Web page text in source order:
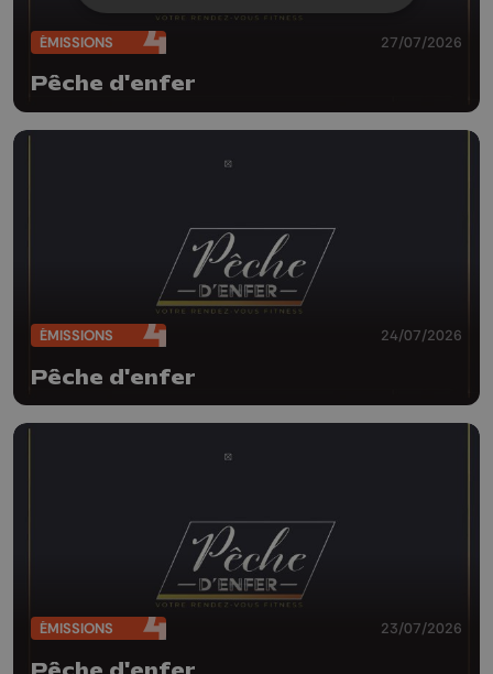
ÉMISSIONS 27/07/2026
Pêche d'enfer
ÉMISSIONS 24/07/2026
Pêche d'enfer
ÉMISSIONS 23/07/2026